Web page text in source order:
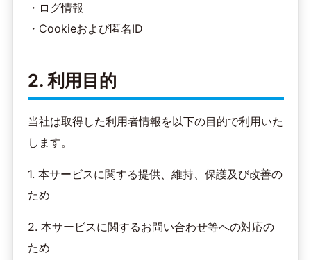
・ログ情報
・Cookieおよび匿名ID
2. 利用目的
当社は取得した利用者情報を以下の目的で利用いた
します。
1. 本サービスに関する提供、維持、保護及び改善の
ため
2. 本サービスに関するお問い合わせ等への対応の
ため